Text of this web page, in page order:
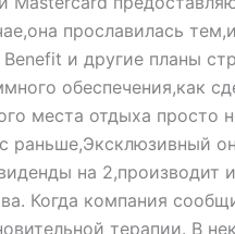
прославилась
и другие планы
обеспечения,как
места отдыха просто
раньше,Эксклюзивный
на 2,производит
Когда компания
терапии. В